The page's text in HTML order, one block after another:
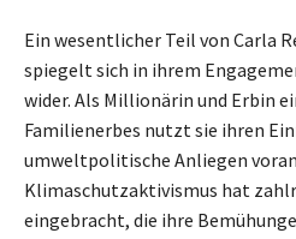
Ein wesentlicher Teil von Carla
spiegelt sich in ihrem
wider. Als Millionärin und Erbin
Familienerbes nutzt sie ihren
umweltpolitische Anliegen
Klimaschutzaktivismus hat
eingebracht, die ihre